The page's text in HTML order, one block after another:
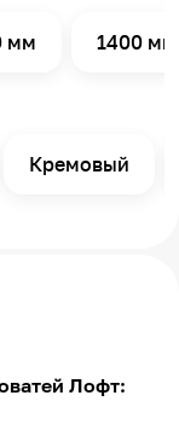
мм 1400 мм
Кремовый
Лофт: